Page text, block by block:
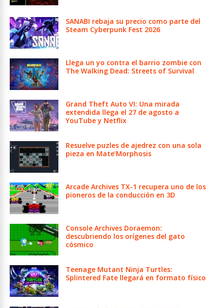
SANABI rebaja su precio como parte del
Steam Cyberpunk Fest 2026
Llega un yo contra el barrio zombie con
The Walking Dead: Streets of Survival
Grand Theft Auto VI: Una mirada
extendida llega el 27 de agosto a
YouTube y Netflix
Resuelve puzles de ajedrez con una sola
pieza en Mate’Morphosis
Arcade Archives TX-1 recupera uno de los
pioneros de la conducción en 3D
Console Archives Doraemon:
descubriendo los orígenes del gato
cósmico
Teenage Mutant Ninja Turtles:
Splintered Fate llegará en formato físico